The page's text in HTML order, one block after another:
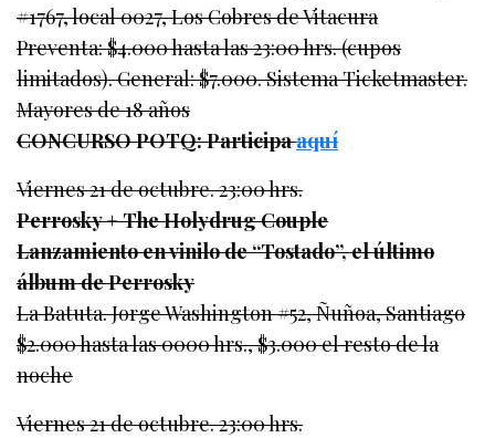
#1767, local 0027, Los Cobres de Vitacura
Preventa: $4.000 hasta las 23:00 hrs. (cupos
limitados). General: $7.000. Sistema Ticketmaster.
Mayores de 18 años
CONCURSO POTQ: Participaaquí
Viernes 21 de octubre. 23:00 hrs.
Perrosky + The Holydrug Couple
Lanzamiento en vinilo de “Tostado”, el último
álbum de Perrosky
La Batuta. Jorge Washington #52, Ñuñoa, Santiago
$2.000 hasta las 0000 hrs., $3.000 el resto de la
noche
Viernes 21 de octubre. 23:00 hrs.